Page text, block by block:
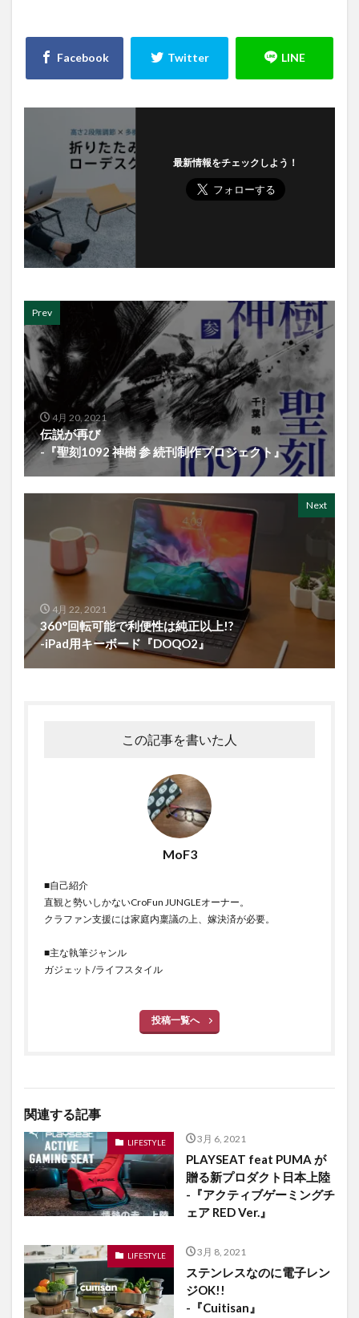
最新情報をチェックしよう！
Prev
4月 20, 2021
伝説が再び
-『聖刻1092 神樹 参 続刊制作プロジェクト』
Next
4月 22, 2021
360°回転可能で利便性は純正以上!?
-iPad用キーボード『DOQO2』
この記事を書いた人
MoF3
■自己紹介
直観と勢いしかないCroFun JUNGLEオーナー。
クラファン支援には家庭内稟議の上、嫁決済が必要。
■主な執筆ジャンル
ガジェット/ライフスタイル
投稿一覧へ
関連する記事
LIFESTYLE 3月 6, 2021
PLAYSEAT feat PUMA が
贈る新プロダクト日本上陸
-『アクティブゲーミングチ
ェア RED Ver.』
LIFESTYLE 3月 8, 2021
ステンレスなのに電子レン
ジOK!!
-『Cuitisan』